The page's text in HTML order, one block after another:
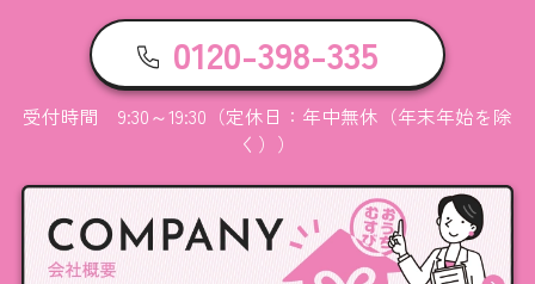
0120-398-335
受付時間 9:30～19:30（定休日：年中無休（年末年始を除
く））